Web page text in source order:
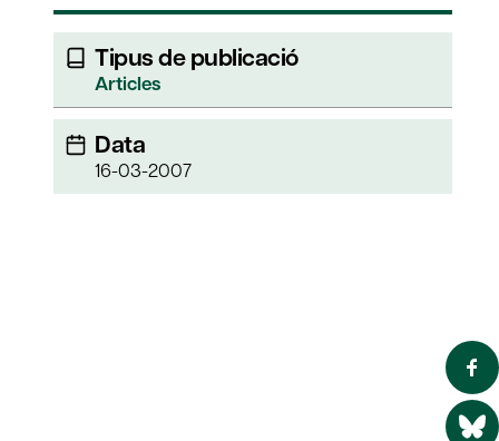
Tipus de publicació
Articles
Data
16-03-2007